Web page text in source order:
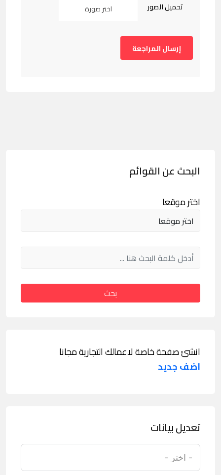
تحميل الصور اختر صورة
البحث عن القوائم
اختر موقعا
بحث
انشئ صفحة خاصة لاعمالك التجارية مجانا
اضف جديد
تعديل بيانات